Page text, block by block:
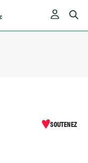
SOUTENEZ